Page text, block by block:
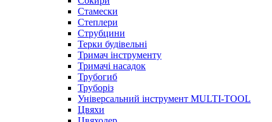
Стамески
Степлери
Струбцини
Терки будівельні
Тримач інструменту
Тримачі насадок
Трубогиб
Труборіз
Універсальний інструмент MULTI-TOOL
Цвяхи